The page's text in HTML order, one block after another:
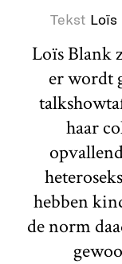
Tekst Loïs
Loïs Blank
er wordt
haar
hebben
de norm